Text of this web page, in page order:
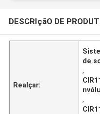
DESCRIçãO DE
Realçar:
de
,
,